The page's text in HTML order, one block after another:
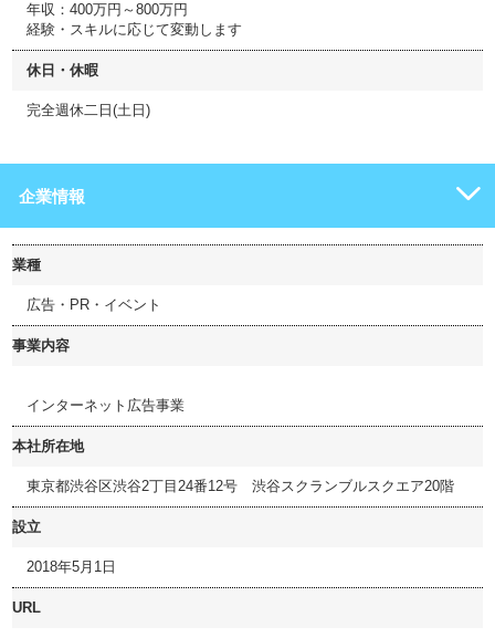
年収：400万円～800万円
経験・スキルに応じて変動します
休日・休暇
完全週休二日(土日)
企業情報
業種
広告・PR・イベント
事業内容
インターネット広告事業
本社所在地
東京都渋谷区渋谷2丁目24番12号 渋谷スクランブルスクエア20階
設立
2018年5月1日
URL